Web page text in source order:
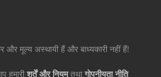
और मूल्य अस्थायी हैं और बाध्यकारी नहीं हैं!
हमारी शर्तें और नियमतथा गोपनीयता नीति